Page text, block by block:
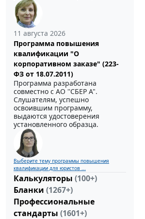
11 августа 2026
Программа повышения
квалификации "О
корпоративном заказе" (223-
ФЗ от 18.07.2011)
Программа разработана
совместно с АО ''СБЕР А".
Слушателям, успешно
освоившим программу,
выдаются удостоверения
установленного образца.
Выберите тему программы повышения
квалификации для юристов ...
Калькуляторы (100+)
Бланки (1267+)
Профессиональные
стандарты (1601+)